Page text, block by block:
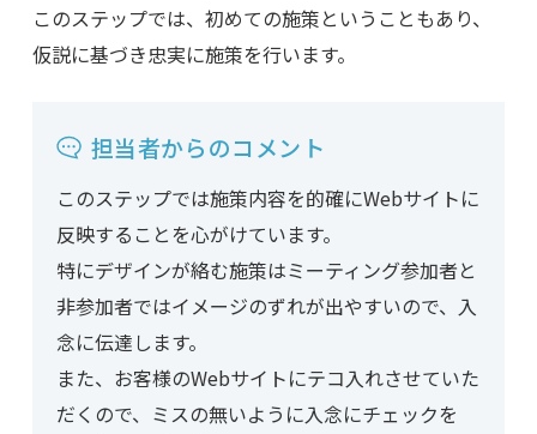
このステップでは、初めての施策ということもあり、
仮説に基づき忠実に施策を行います。
担当者からのコメント
このステップでは施策内容を的確にWebサイトに
反映することを心がけています。
特にデザインが絡む施策はミーティング参加者と
非参加者ではイメージのずれが出やすいので、入
念に伝達します。
また、お客様のWebサイトにテコ入れさせていた
だくので、ミスの無いように入念にチェックを